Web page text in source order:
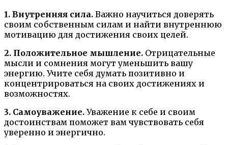
1. Внутренняя сила. Важно научиться доверять
своим собственным силам и найти внутреннюю
мотивацию для достижения своих целей.
2. Положительное мышление. Отрицательные
мысли и сомнения могут уменьшить вашу
энергию. Учите себя думать позитивно и
концентрироваться на своих достижениях и
возможностях.
3. Самоуважение. Уважение к себе и своим
достоинствам поможет вам чувствовать себя
уверенно и энергично.